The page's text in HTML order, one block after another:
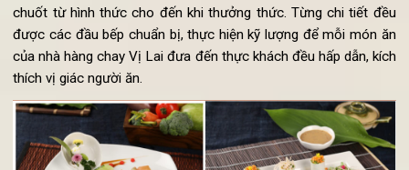
2. Ẩm thực chay Vị Lai – sự tinh tế trong từng món ăn
Có một đầu bếp nổi tiếng đã từng nói “Món ăn là thứ thể
bộ mặt của nhà hàng”. Tại Vị Lai, mỗi món chay luôn được
chuốt từ hình thức cho đến khi thưởng thức. Từng chi tiết
được các đầu bếp chuẩn bị, thực hiện kỹ lượng để mỗi món